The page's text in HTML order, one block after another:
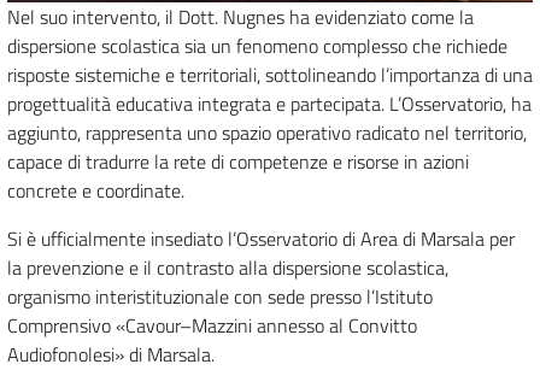
Nel suo intervento, il Dott. Nugnes ha evidenziato come la
dispersione scolastica sia un fenomeno complesso che richiede
risposte sistemiche e territoriali, sottolineando l’importanza di una
progettualità educativa integrata e partecipata. L’Osservatorio, ha
aggiunto, rappresenta uno spazio operativo radicato nel territorio,
capace di tradurre la rete di competenze e risorse in azioni
concrete e coordinate.
Si è ufficialmente insediato l’Osservatorio di Area di Marsala per
la prevenzione e il contrasto alla dispersione scolastica,
organismo interistituzionale con sede presso l’Istituto
Comprensivo «Cavour–Mazzini annesso al Convitto
Audiofonolesi» di Marsala.